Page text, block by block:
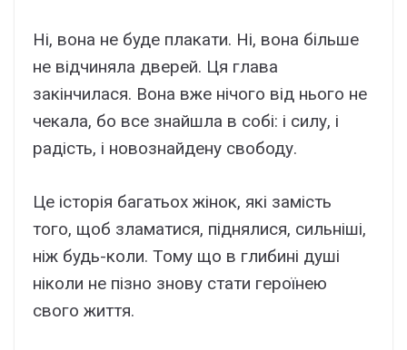
Ні, вона не буде плакати. Ні, вона більше
не відчиняла дверей. Ця глава
закінчилася. Вона вже нічого від нього не
чекала, бо все знайшла в собі: і силу, і
радість, і новознайдену свободу.
Це історія багатьох жінок, які замість
того, щоб зламатися, піднялися, сильніші,
ніж будь-коли. Тому що в глибині душі
ніколи не пізно знову стати героїнею
свого життя.